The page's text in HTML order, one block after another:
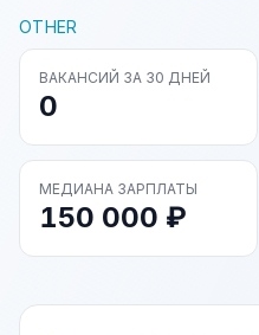
OTHER
ВАКАНСИЙ ЗА 30 ДНЕЙ
0
МЕДИАНА ЗАРПЛАТЫ
150 000 ₽